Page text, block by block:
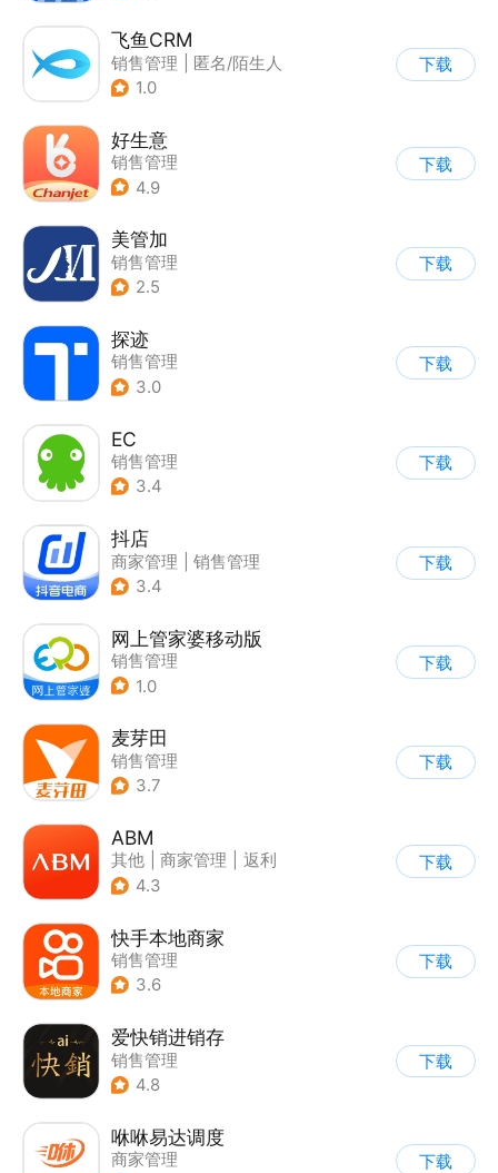
飞鱼CRM
销售管理
匿名/陌生人
1.0
下载
好生意
销售管理
4.9
下载
美管加
销售管理
2.5
下载
探迹
销售管理
3.0
下载
EC
销售管理
3.4
下载
抖店
商家管理
销售管理
3.4
下载
网上管家婆移动版
销售管理
1.0
下载
麦芽田
销售管理
3.7
下载
ABM
其他 商家管理
返利
| 海淘
4.3
下载
快手本地商家
销售管理
3.6
下载
爱快销进销存
销售管理
4.8
下载
咻咻易达调度
商家管理
下载